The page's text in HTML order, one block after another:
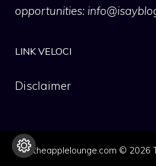
opportunities:
LINK VELOCI
Disclaimer
theapplelounge.com © 2026